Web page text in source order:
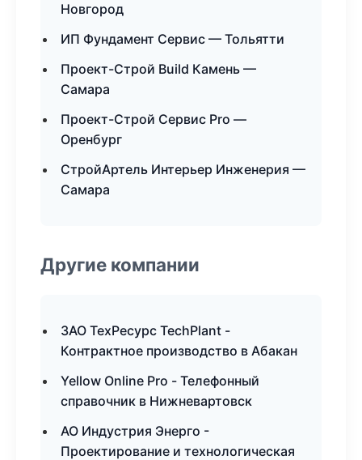
Новгород
ИП Фундамент Сервис — Тольятти
Проект-Строй Build Камень —
Самара
Проект-Строй Сервис Pro —
Оренбург
СтройАртель Интерьер Инженерия —
Самара
Другие компании
ЗАО ТехРесурс TechPlant -
Контрактное производство в Абакан
Yellow Online Pro - Телефонный
справочник в Нижневартовск
АО Индустрия Энерго -
Проектирование и технологическая